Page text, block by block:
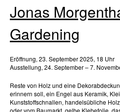
Jonas
Gardening
Eröffnung, 23. September 2025, 18 Uhr
Ausstellung, 24. September – 7.
Reste von Holz und eine
erinnern soll, ein Engel aus Keramik,
Kunststoffschnallen, handelsübliche
oder vom Baumarkt, gelbe Klebefolie,